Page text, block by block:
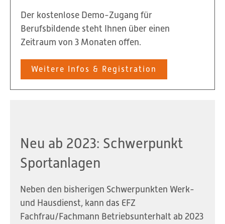
Der kostenlose Demo-Zugang für
Berufsbildende steht Ihnen über einen
Zeitraum von 3 Monaten offen.
Weitere Infos & Registration
Neu ab 2023: Schwerpunkt
Sportanlagen
Neben den bisherigen Schwerpunkten Werk-
und Hausdienst, kann das EFZ
Fachfrau/Fachmann Betriebsunterhalt ab 2023